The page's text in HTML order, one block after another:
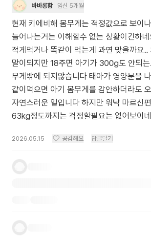
바바롱함 임신 5개월
현재 키에비해 몸무게는 적정값으로 보이
늘어나는거는 이해할수 없는 상황이긴하
적게먹거나 똑같이 먹는게 과연 맞을까요
말이되지만 18주면 아기가 300g도 안되
무게밖에 되지않습니다 태아가 영양분을
같이먹으면 아기 몸무게를 감안하더라도
자연스러운 일입니다 하지만 워낙 마르신
63kg정도까지는 걱정할필요는 없어보이
2026.05.15 공감해요 답글달기